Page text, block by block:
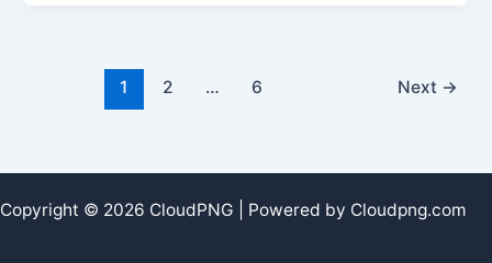
1 2 … 6 Next →
Copyright © 2026 CloudPNG | Powered by Cloudpng.com